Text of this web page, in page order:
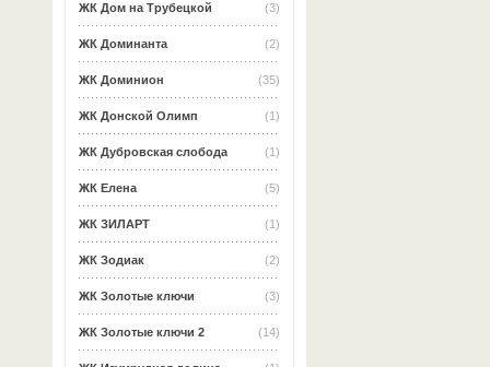
(3)
ЖК Дом на Трубецкой
(2)
ЖК Доминанта
(35)
ЖК Доминион
(1)
ЖК Донской Олимп
(1)
ЖК Дубровская слобода
(5)
ЖК Елена
(1)
ЖК ЗИЛАРТ
(2)
ЖК Зодиак
(3)
ЖК Золотые ключи
(14)
ЖК Золотые ключи 2